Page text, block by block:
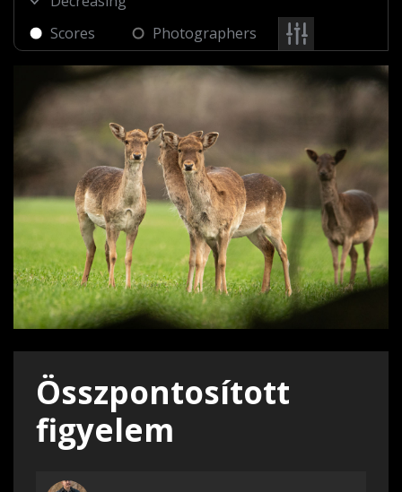
Scores Photographers
Összpontosított
figyelem